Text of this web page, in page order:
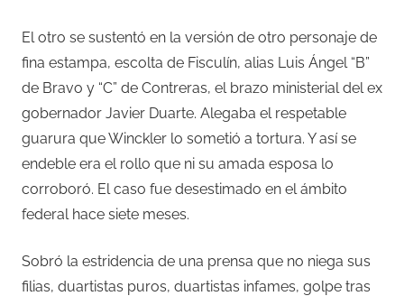
El otro se sustentó en la versión de otro personaje de
fina estampa, escolta de Fisculín, alias Luis Ángel “B”
de Bravo y “C” de Contreras, el brazo ministerial del ex
gobernador Javier Duarte. Alegaba el respetable
guarura que Winckler lo sometió a tortura. Y así se
endeble era el rollo que ni su amada esposa lo
corroboró. El caso fue desestimado en el ámbito
federal hace siete meses.
Sobró la estridencia de una prensa que no niega sus
filias, duartistas puros, duartistas infames, golpe tras